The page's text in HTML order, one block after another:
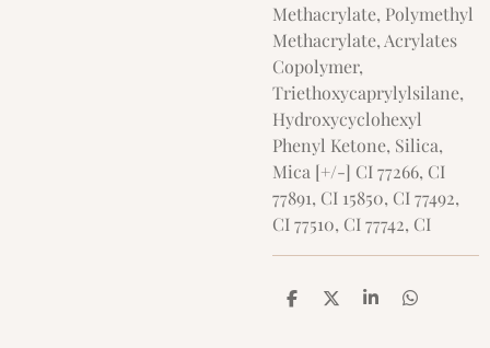
Methacrylate, Polymethyl
Methacrylate, Acrylates
Copolymer,
Triethoxycaprylylsilane,
Hydroxycyclohexyl
Phenyl Ketone, Silica,
Mica [+/-] CI 77266, CI
77891, CI 15850, CI 77492,
CI 77510, CI 77742, CI
D
D
S
D